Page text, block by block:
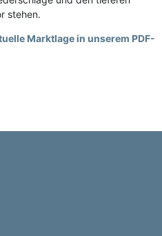
stehen.
Marktlage in unserem PDF-